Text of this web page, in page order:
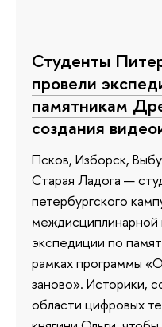
Студенты
провели
памятникам
создания
Псков, Изборск,
Старая Ладога —
петербургского
междисциплинарной
экспедиции по
рамках программы
заново». Историки,
области цифровых